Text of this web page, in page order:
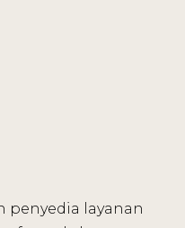
penyedia layanan